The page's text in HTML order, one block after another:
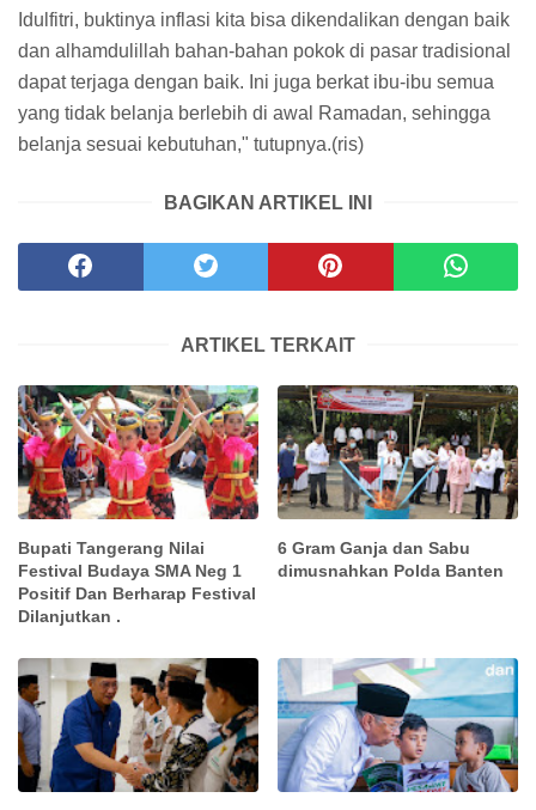
Idulfitri, buktinya inflasi kita bisa dikendalikan dengan baik
dan alhamdulillah bahan-bahan pokok di pasar tradisional
dapat terjaga dengan baik. Ini juga berkat ibu-ibu semua
yang tidak belanja berlebih di awal Ramadan, sehingga
belanja sesuai kebutuhan," tutupnya.(ris)
BAGIKAN ARTIKEL INI
ARTIKEL TERKAIT
Bupati Tangerang Nilai
Festival Budaya SMA Neg 1
Positif Dan Berharap Festival
Dilanjutkan .
6 Gram Ganja dan Sabu
dimusnahkan Polda Banten